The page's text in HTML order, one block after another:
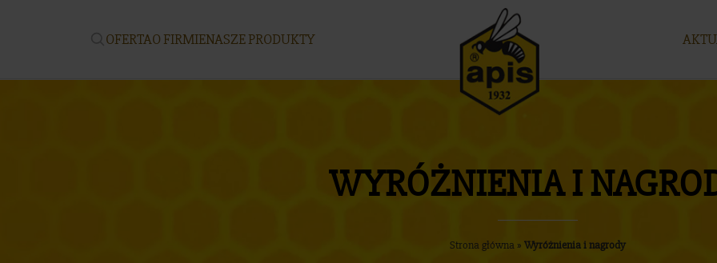
OFERTAO FIRMIENASZE PRODUKTY
WYRÓŻNIENIA I
Strona główna » Wyróżnienia i nagrody